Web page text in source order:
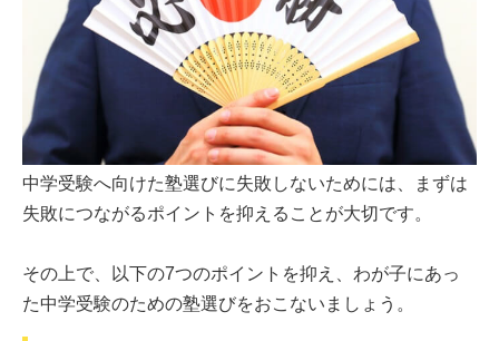
中学受験へ向けた塾選びに失敗しないためには、まずは
失敗につながるポイントを抑えることが大切です。
その上で、以下の7つのポイントを抑え、わが子にあっ
た中学受験のための塾選びをおこないましょう。